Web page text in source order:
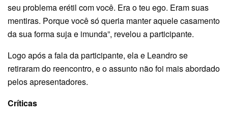
seu problema erétil com você. Era o teu ego. Eram suas
mentiras. Porque você só queria manter aquele casamento
da sua forma suja e imunda”, revelou a participante.
Logo após a fala da participante, ela e Leandro se
retiraram do reencontro, e o assunto não foi mais abordado
pelos apresentadores.
Críticas